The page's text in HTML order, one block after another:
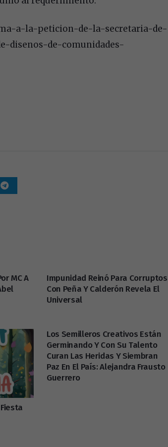
a-la-peticion-de-la-secretaria-de-
disenos-de-comunidades-
MC A
Impunidad Reinó Para Corruptos
Con Peña Y Calderón Revela El
Universal
Los Semilleros Creativos Están
Germinando Y Con Su Talento
Curan Las Heridas Y Siembran
Paz En El País: Alejandra Frausto
Guerrero